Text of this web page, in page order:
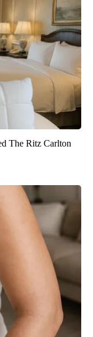
The Ritz Carlton